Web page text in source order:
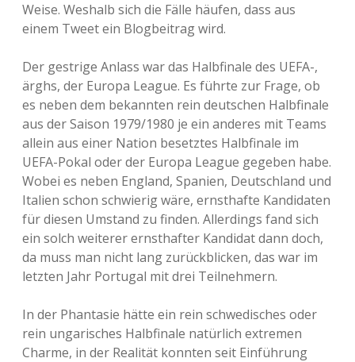
Weise. Weshalb sich die Fälle häufen, dass aus
einem Tweet ein Blogbeitrag wird.
Der gestrige Anlass war das Halbfinale des UEFA-,
ärghs, der Europa League. Es führte zur Frage, ob
es neben dem bekannten rein deutschen Halbfinale
aus der Saison 1979/1980 je ein anderes mit Teams
allein aus einer Nation besetztes Halbfinale im
UEFA-Pokal oder der Europa League gegeben habe.
Wobei es neben England, Spanien, Deutschland und
Italien schon schwierig wäre, ernsthafte Kandidaten
für diesen Umstand zu finden. Allerdings fand sich
ein solch weiterer ernsthafter Kandidat dann doch,
da muss man nicht lang zurückblicken, das war im
letzten Jahr Portugal mit drei Teilnehmern.
In der Phantasie hätte ein rein schwedisches oder
rein ungarisches Halbfinale natürlich extremen
Charme, in der Realität konnten seit Einführung